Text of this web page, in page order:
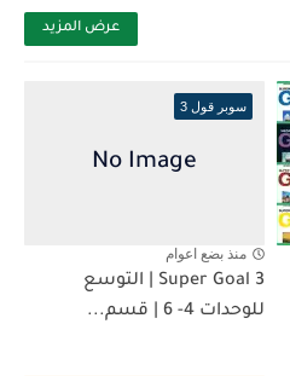
عرض المزيد
سوبر قول 3
منذ بضع اعوام
Super Goal 3 | التوسع
للوحدات 4- 6 | قسم...